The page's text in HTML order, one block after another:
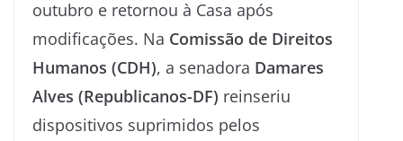
outubro e retornou à Casa após
modificações. Na Comissão de Direitos
Humanos (CDH), a senadora Damares
Alves (Republicanos-DF) reinseriu
dispositivos suprimidos pelos